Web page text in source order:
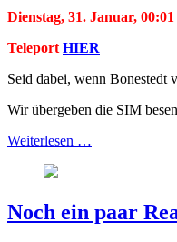
Dienstag, 31. Januar,
Teleport HIER
Seid dabei, wenn Bonestedt
Wir übergeben die SIM
Weiterlesen …
Noch ein paar